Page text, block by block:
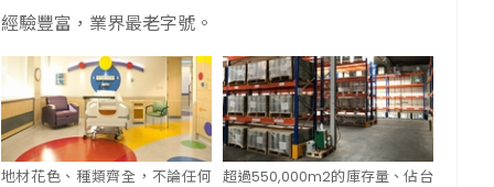
經驗豐富，業界最老字號。
地材花色、種類齊全，不論任何 超過550,000m2的庫存量、佔台